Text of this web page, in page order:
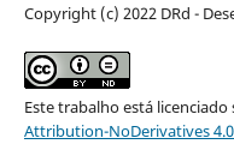
Copyright (c) 2022 DRd -
Este trabalho está licenciado
Attribution-NoDerivatives